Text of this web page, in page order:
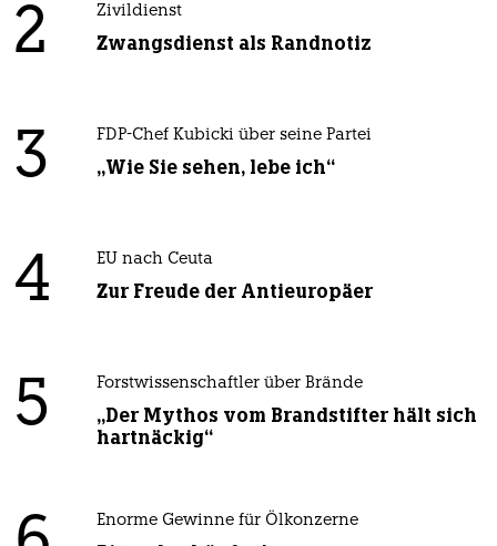
2 Zivildienst
Zwangsdienst als Randnotiz
3 FDP-Chef Kubicki über seine Partei
„Wie Sie sehen, lebe ich“
4 EU nach Ceuta
Zur Freude der Antieuropäer
5 Forstwissenschaftler über Brände
„Der Mythos vom Brandstifter hält sich
hartnäckig“
Enorme Gewinne für Ölkonzerne